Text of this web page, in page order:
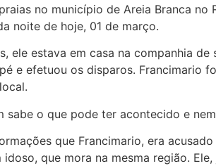
no município de Areia Branca no
noite de hoje, 01 de março.
ele estava em casa na companhia
e efetuou os disparos. Francimario
sabe o que pode ter acontecido e
que Francimario, era
que mora na mesma região.